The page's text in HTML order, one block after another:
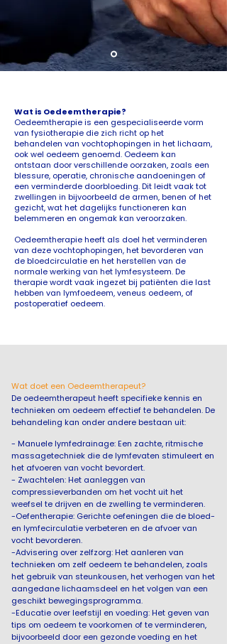
Wat is Oedeemtherapie?
Oedeemtherapie is een gespecialiseerde vorm
van fysiotherapie die zich richt op het
behandelen van vochtophopingen in het lichaam,
ook wel oedeem genoemd. Oedeem kan
ontstaan door verschillende oorzaken, zoals een
blessure, operatie, chronische aandoeningen of
een verminderde doorbloeding. Dit leidt vaak tot
zwellingen in bijvoorbeeld de armen, benen of het
gezicht, wat het dagelijks functioneren kan
belemmeren en ongemak kan veroorzaken.
Oedeemtherapie heeft als doel het verminderen
van deze vochtophopingen, het bevorderen van
de bloedcirculatie en het herstellen van de
normale werking van het lymfesysteem. De
therapie wordt vaak ingezet bij patiënten die last
hebben van lymfoedeem, veneus oedeem, of
postoperatief oedeem.
Wat doet een Oedeemtherapeut?
De oedeemtherapeut heeft specifieke kennis en
technieken om oedeem effectief te behandelen. De
behandeling kan onder andere bestaan uit:
- Manuele lymfedrainage: Een zachte, ritmische
massagetechniek die de lymfevaten stimuleert en
het afvoeren van vocht bevordert.
- Zwachtelen: Het aanleggen van
compressieverbanden om het vocht uit het
weefsel te drijven en de zwelling te verminderen.
-Oefentherapie: Gerichte oefeningen die de bloed-
en lymfecirculatie verbeteren en de afvoer van
vocht bevorderen.
-Advisering over zelfzorg: Het aanleren van
technieken om zelf oedeem te behandelen, zoals
het gebruik van steunkousen, het verhogen van het
aangedane lichaamsdeel en het volgen van een
geschikt bewegingsprogramma.
-Educatie over leefstijl en voeding: Het geven van
tips om oedeem te voorkomen of te verminderen,
bijvoorbeeld door een gezonde voeding en het